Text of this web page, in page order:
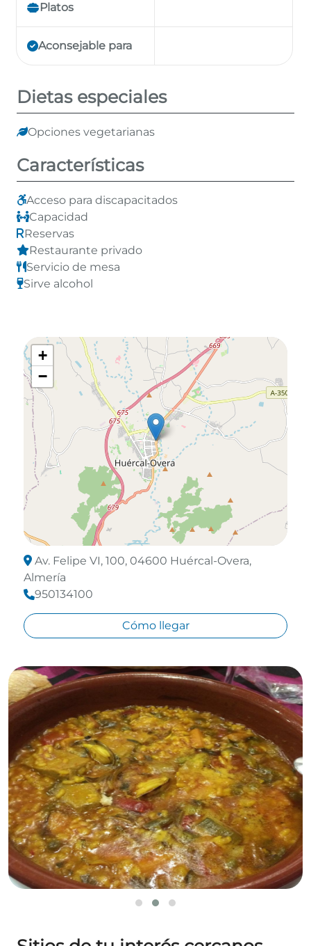
Platos
Aconsejable para
Dietas especiales
Opciones vegetarianas
Características
Acceso para discapacitados
Capacidad
Reservas
Restaurante privado
Servicio de mesa
Sirve alcohol
+
−
Leaflet©OpenStreetMap contributors
Av. Felipe VI, 100, 04600 Huércal-Overa,
Almería
950134100
Cómo llegar